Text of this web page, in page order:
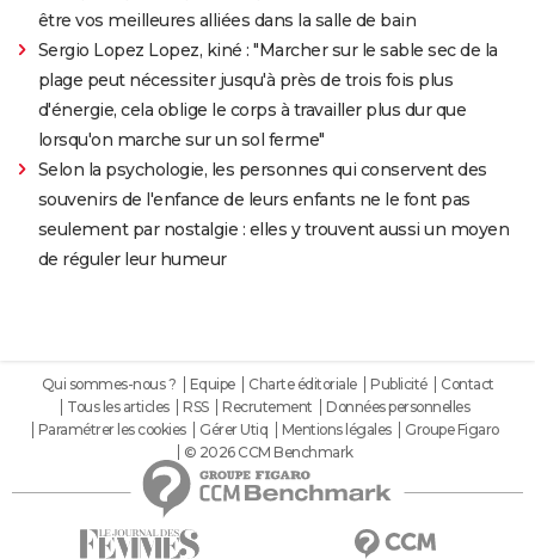
être vos meilleures alliées dans la salle de bain
Sergio Lopez Lopez, kiné : "Marcher sur le sable sec de la
plage peut nécessiter jusqu'à près de trois fois plus
d'énergie, cela oblige le corps à travailler plus dur que
lorsqu'on marche sur un sol ferme"
Selon la psychologie, les personnes qui conservent des
souvenirs de l'enfance de leurs enfants ne le font pas
seulement par nostalgie : elles y trouvent aussi un moyen
de réguler leur humeur
Qui sommes-nous ? Equipe Charte éditoriale Publicité
Contact
Tous les articles
RSS Recrutement
Données personnelles
Paramétrer les cookies
Gérer Utiq Mentions légales
Groupe Figaro
© 2026 CCM Benchmark